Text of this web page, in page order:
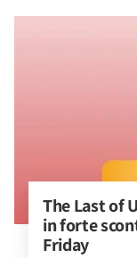
The Last of
in forte
Friday